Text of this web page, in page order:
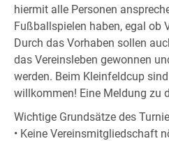
hiermit alle Personen
Fußballspielen haben, egal ob
Durch das Vorhaben sollen
das Vereinsleben gewonnen
werden. Beim Kleinfeldcup
willkommen! Eine Meldung zu
Wichtige Grundsätze des
• Keine Vereinsmitgliedschaft